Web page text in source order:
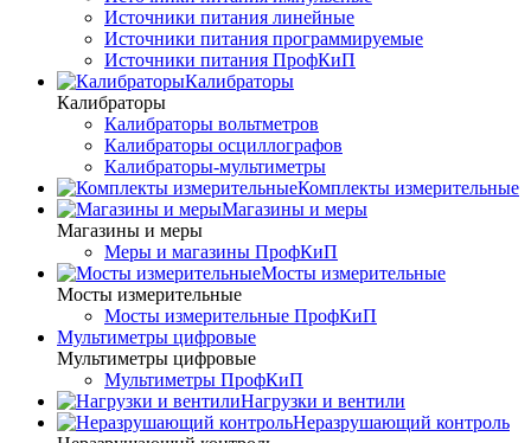
Источники питания линейные
Источники питания программируемые
Источники питания ПрофКиП
Калибраторы
Калибраторы
Калибраторы вольтметров
Калибраторы осциллографов
Калибраторы-мультиметры
Комплекты измерительные
Магазины и меры
Магазины и меры
Меры и магазины ПрофКиП
Мосты измерительные
Мосты измерительные
Мосты измерительные ПрофКиП
Мультиметры цифровые
Мультиметры цифровые
Мультиметры ПрофКиП
Нагрузки и вентили
Неразрушающий контроль